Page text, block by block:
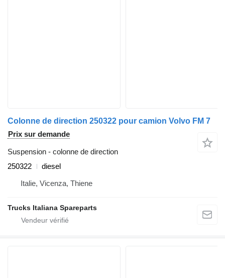
Colonne de direction 250322 pour camion Volvo FM 7
Prix sur demande
Suspension - colonne de direction
250322
diesel
Italie, Vicenza, Thiene
Trucks Italiana Spareparts